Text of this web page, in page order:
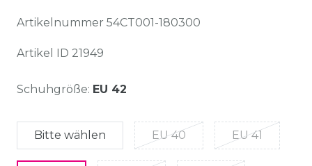
Artikelnummer 54CT001-180300
Artikel ID 21949
Schuhgröße: EU 42
Bitte wählen EU 40 EU 41